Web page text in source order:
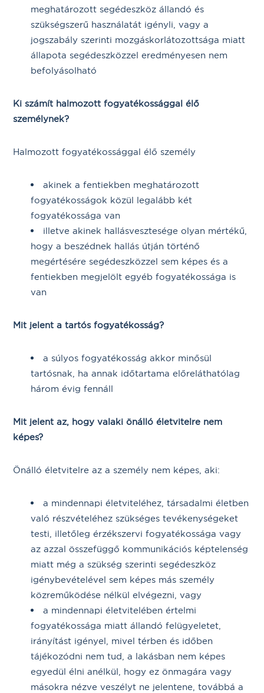
meghatározott segédeszköz állandó és
szükségszerű használatát igényli, vagy a
jogszabály szerinti mozgáskorlátozottsága miatt
állapota segédeszközzel eredményesen nem
befolyásolható
Ki számít halmozott fogyatékossággal élő
személynek?
Halmozott fogyatékossággal élő személy
akinek a fentiekben meghatározott
fogyatékosságok közül legalább két
fogyatékossága van
illetve akinek hallásvesztesége olyan mértékű,
hogy a beszédnek hallás útján történő
megértésére segédeszközzel sem képes és a
fentiekben megjelölt egyéb fogyatékossága is
van
Mit jelent a tartós fogyatékosság?
a súlyos fogyatékosság akkor minősül
tartósnak, ha annak időtartama előreláthatólag
három évig fennáll
Mit jelent az, hogy valaki önálló életvitelre nem
képes?
Önálló életvitelre az a személy nem képes, aki:
a mindennapi életviteléhez, társadalmi életben
való részvételéhez szükséges tevékenységeket
testi, illetőleg érzékszervi fogyatékossága vagy
az azzal összefüggő kommunikációs képtelenség
miatt még a szükség szerinti segédeszköz
igénybevételével sem képes más személy
közreműködése nélkül elvégezni, vagy
a mindennapi életvitelében értelmi
fogyatékossága miatt állandó felügyeletet,
irányítást igényel, mivel térben és időben
tájékozódni nem tud, a lakásban nem képes
egyedül élni anélkül, hogy ez önmagára vagy
másokra nézve veszélyt ne jelentene, továbbá a